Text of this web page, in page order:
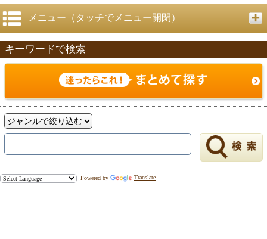
戻る
メニュー（タッチでメニュー開閉）
キーワードで検索
Powered by Translate